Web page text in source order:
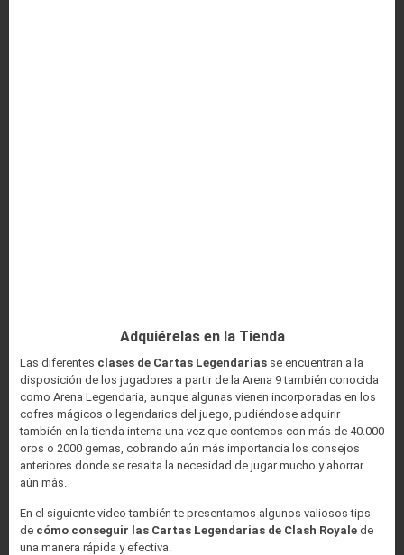
Adquiérelas en la Tienda
Las diferentes clases de Cartas Legendarias se encuentran a la
disposición de los jugadores a partir de la Arena 9 también conocida
como Arena Legendaria, aunque algunas vienen incorporadas en los
cofres mágicos o legendarios del juego, pudiéndose adquirir
también en la tienda interna una vez que contemos con más de 40.000
oros o 2000 gemas, cobrando aún más importancia los consejos
anteriores donde se resalta la necesidad de jugar mucho y ahorrar
aún más.
En el siguiente video también te presentamos algunos valiosos tips
de cómo conseguir las Cartas Legendarias de Clash Royale de
una manera rápida y efectiva.